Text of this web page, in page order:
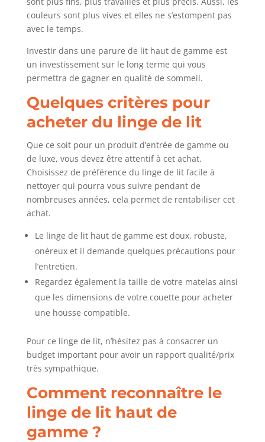
couleurs sont plus vives et elles ne s’estompent pas
avec le temps.
Investir dans une parure de lit haut de gamme est
un investissement sur le long terme qui vous
permettra de gagner en qualité de sommeil.
Quelques critères pour
acheter du linge de lit
Que ce soit pour un produit d’entrée de gamme ou
de luxe, vous devez être attentif à cet achat.
Choisissez de préférence du linge de lit facile à
nettoyer qui pourra vous suivre pendant de
nombreuses années, cela permet de rentabiliser cet
achat.
Le linge de lit haut de gamme est doux, robuste,
onéreux et il demande quelques précautions pour
l’entretien.
Regardez également la taille de votre matelas ainsi
que les dimensions de votre couette pour acheter
une housse compatible.
Pour ce linge de lit, n’hésitez pas à consacrer un
budget important pour avoir un rapport qualité/prix
très sympathique.
Comment reconnaître le
linge de lit haut de
gamme ?